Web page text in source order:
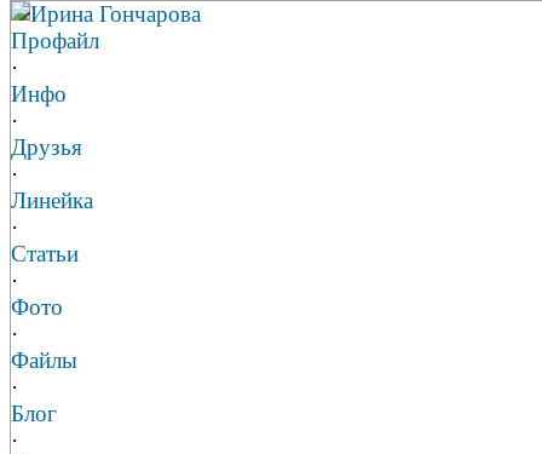
Ирина Гончарова
Профайл
·
Инфо
·
Друзья
·
Линейка
·
Статьи
·
Фото
·
Файлы
·
Блог
·